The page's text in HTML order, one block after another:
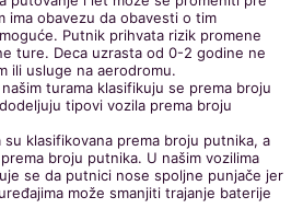
ima obavezu da obavesti o tim
Putnik prihvata rizik promene
ture. Deca uzrasta od 0-2 godine ne
ili usluge na aerodromu.
turama klasifikuju se prema broju
tipovi vozila prema broju
klasifikovana prema broju putnika, a
broju putnika. U našim vozilima
se da putnici nose spoljne punjače jer
može smanjiti trajanje baterije